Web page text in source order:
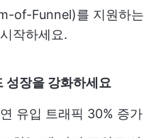
of-Funnel)를 지원하는
작하세요.
성장을 강화하세요
유입 트래픽 30% 증가